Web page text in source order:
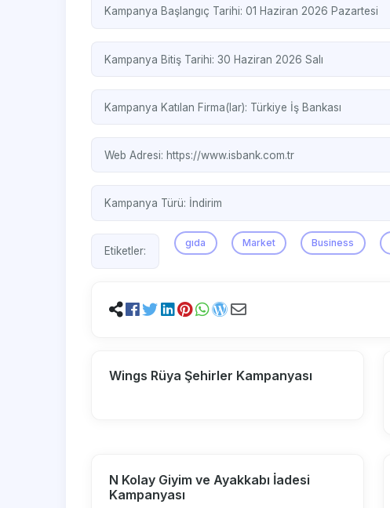
Kampanya Başlangıç Tarihi: 01 Haziran 2026 Pazartesi
Kampanya Bitiş Tarihi: 30 Haziran 2026 Salı
Kampanya Katılan Firma(lar): Türkiye İş Bankası
Web Adresi: https://www.isbank.com.tr
Kampanya Türü: İndirim
Etiketler:
gıda Market Business
Wings Rüya Şehirler Kampanyası
N Kolay Giyim ve Ayakkabı İadesi
Kampanyası